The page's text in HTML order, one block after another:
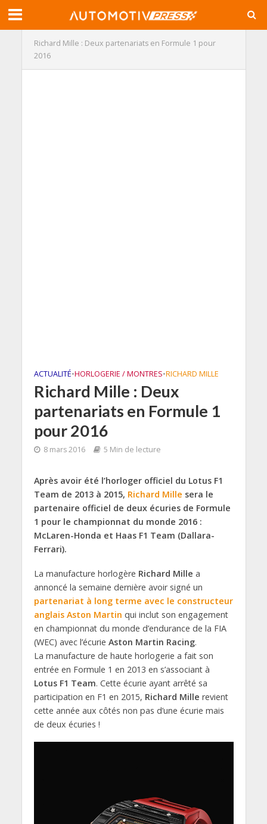
Richard Mille : Deux partenariats en Formule 1 pour
2016
ACTUALITÉ•HORLOGERIE / MONTRES•RICHARD MILLE
Richard Mille : Deux
partenariats en Formule 1
pour 2016
8 mars 2016 5 Min de lecture
Après avoir été l’horloger officiel du Lotus F1
Team de 2013 à 2015, Richard Mille sera le
partenaire officiel de deux écuries de Formule
1 pour le championnat du monde 2016 :
McLaren-Honda et Haas F1 Team (Dallara-
Ferrari).
La manufacture horlogère Richard Mille a
annoncé la semaine dernière avoir signé un
partenariat à long terme avec le constructeur
anglais Aston Martin qui inclut son engagement
en championnat du monde d’endurance de la FIA
(WEC) avec l’écurie Aston Martin Racing.
La manufacture de haute horlogerie a fait son
entrée en Formule 1 en 2013 en s’associant à
Lotus F1 Team. Cette écurie ayant arrêté sa
participation en F1 en 2015, Richard Mille revient
cette année aux côtés non pas d’une écurie mais
de deux écuries !